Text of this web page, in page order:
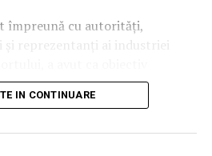
împreună cu autorități,
reprezentanți ai industriei
prevenției într-o experiență
larg.
IN CONTINUARE